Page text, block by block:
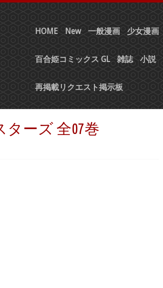
HOME New 一般漫画 少女漫画
百合姫コミックス GL 雑誌 小説
再掲載リクエスト掲示板
ーズ 全07巻